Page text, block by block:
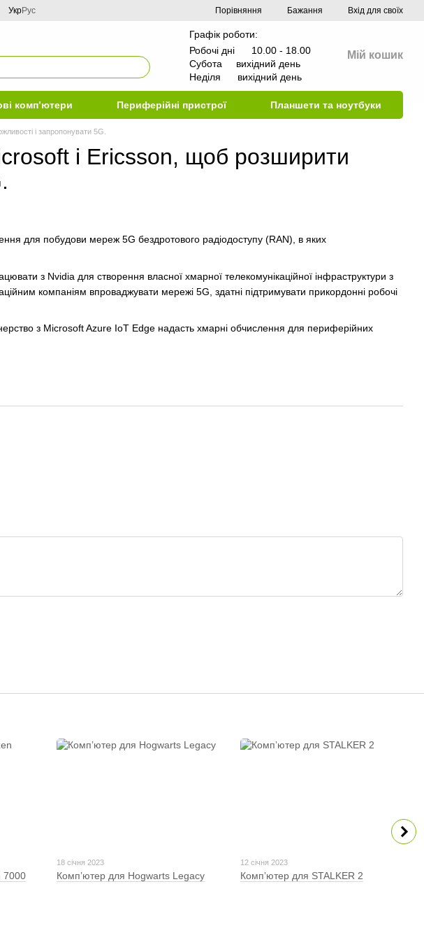
УкрРус Порівняння Бажання Вхід для своїх
Графік роботи:
Робочі дні 10.00 - 18.00
Субота вихідний день
Неділя вихідний день
Мій кошик
комп’ютери Периферійні пристрої Планшети та ноутбуки
і запропонувати 5G.
і Ericsson, щоб розширити
для побудови мереж 5G бездротового радіодоступу (RAN), в яких
з Nvidia для створення власної хмарної телекомунікаційної інфраструктури з
компаніям впроваджувати мережі 5G, здатні підтримувати прикордонні робочі
з Microsoft Azure IoT Edge надасть хмарні обчислення для периферійних
7000
18 січня 2023
Компʼютер для Hogwarts Legacy
12 січня 2023
Компʼютер для STALKER 2